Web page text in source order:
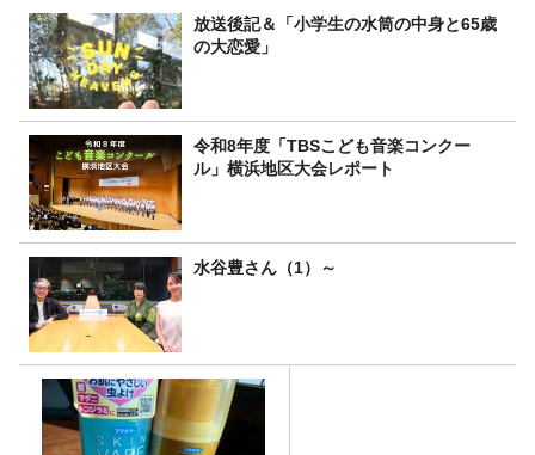
放送後記＆「小学生の水筒の中身と65歳
の大恋愛」
令和8年度「TBSこども音楽コンクー
ル」横浜地区大会レポート
水谷豊さん（1）～